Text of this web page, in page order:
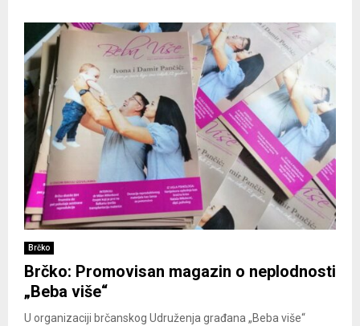
Brčko
Brčko: Promovisan magazin o neplodnosti
„Beba više“
U organizaciji brčanskog Udruženja građana „Beba više“